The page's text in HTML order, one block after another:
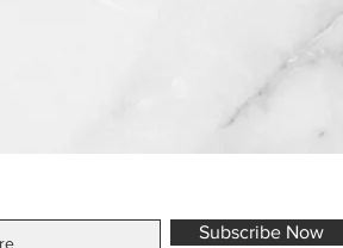
Subscribe Now